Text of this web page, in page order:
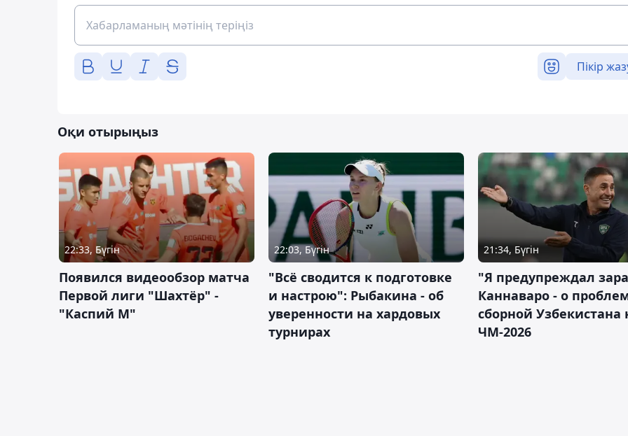
Пікір
Оқи отырыңыз
22:33, Бүгін
Появился видеообзор матча
Первой лиги "Шахтёр" -
"Каспий М"
22:03, Бүгін
"Всё сводится к подготовке
и настрою": Рыбакина - об
уверенности на хардовых
турнирах
21:34, Бүгін
"Я предупреждал
Каннаваро - о
сборной Узбекистана
ЧМ-2026